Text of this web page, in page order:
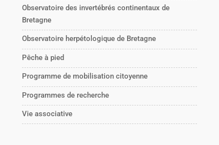
Observatoire des invertébrés continentaux de
Bretagne
Observatoire herpétologique de Bretagne
Pêche à pied
Programme de mobilisation citoyenne
Programmes de recherche
Vie associative